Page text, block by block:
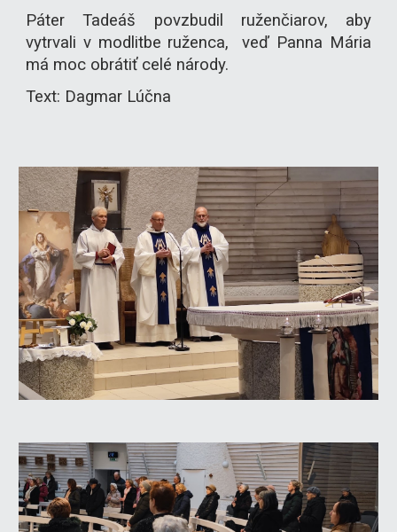
Páter Tadeáš povzbudil ruženčiarov, aby
vytrvali v modlitbe ruženca, veď Panna Mária
má moc obrátiť celé národy.
Text: Dagmar Lúčna